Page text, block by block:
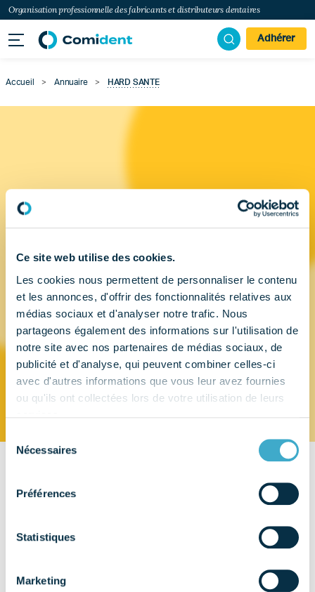
Ce site web utilise des cookies.
Les cookies nous permettent de personnaliser le contenu
et les annonces, d'offrir des fonctionnalités relatives aux
médias sociaux et d'analyser notre trafic. Nous
partageons également des informations sur l'utilisation de
notre site avec nos partenaires de médias sociaux, de
publicité et d'analyse, qui peuvent combiner celles-ci
avec d'autres informations que vous leur avez fournies
ou qu'ils ont collectées lors de votre utilisation de leurs
Nécessaires
Préférences
Statistiques
Marketing
Organisation professionnelle des fabricants et distributeurs dentaires
Adhérer
Accueil > Annuaire > HARD SANTE
HARD SANTE
7, rue Sainte-Marguerite
EMAIL